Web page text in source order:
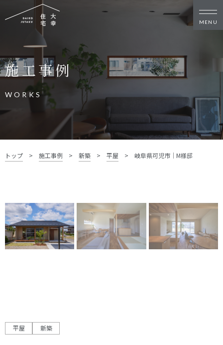
TEL.
新築・リノベをお考えの方
家づくりの考え方
家づくりの流れ
施工事例
イベント
お客様の声
リフォーム・リノベーション
土地をお探しの方
スタッフブログ
お知らせ
会社概要
スタッフ紹介
オーナー様へ
資料請求・お問い合わせ
プライバシーポリシー
施工事例
WORKS
トップ > 施工事例 > 新築 > 平屋 > 岐阜県可児市｜M様邸
平屋 新築